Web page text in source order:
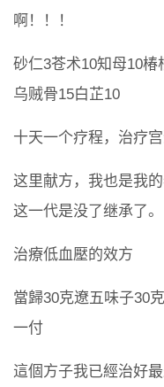
啊！！！
砂仁3苍术10知母10椿
乌贼骨15白芷10
十天一个疗程，治疗
这里献方，我也是我
这一代是没了继承了。
治療低血壓的效方
當歸30克遼五味子30
一付
這個方子我已經治好